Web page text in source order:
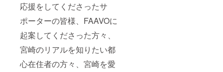
応援をしてくださったサ
ポーターの皆様、FAAVOに
起案してくださった方々、
宮崎のリアルを知りたい都
心在住者の方々、宮崎を愛